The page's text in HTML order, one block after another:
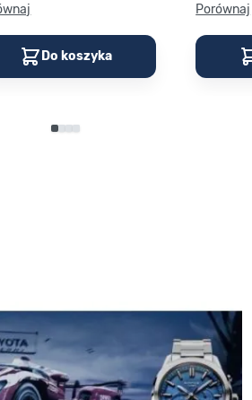
Do koszyka
Porównaj